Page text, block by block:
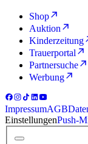
Shop
Auktion
Kinderzeitung
Trauerportal
Partnersuche
Werbung
ImpressumAGB
EinstellungenPush-